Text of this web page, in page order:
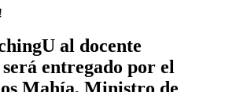
al docente
entregado por el